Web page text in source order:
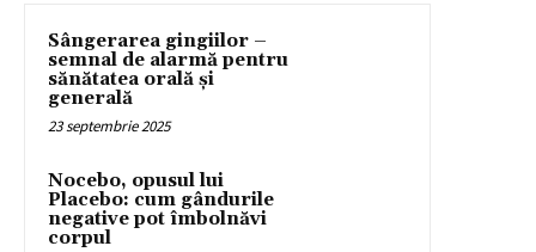
Sângerarea gingiilor –
semnal de alarmă pentru
sănătatea orală și
generală
23 septembrie 2025
Nocebo, opusul lui
Placebo: cum gândurile
negative pot îmbolnăvi
corpul